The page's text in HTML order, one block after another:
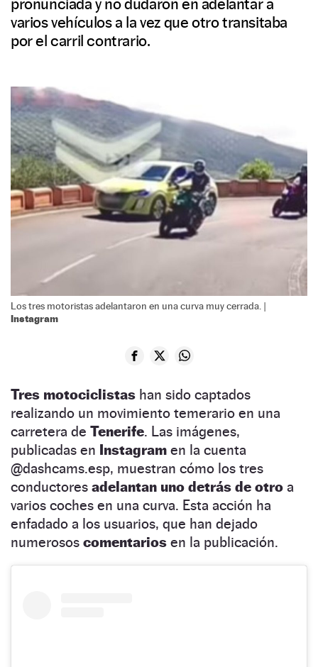
varios vehículos a la vez que otro transitaba
por el carril contrario.
Los tres motoristas adelantaron en una curva muy cerrada. |
Instagram
Tres motociclistas han sido captados
realizando un movimiento temerario en una
carretera de Tenerife. Las imágenes,
publicadas en Instagram en la cuenta
@dashcams.esp, muestran cómo los tres
conductores adelantan uno detrás de otro a
varios coches en una curva. Esta acción ha
enfadado a los usuarios, que han dejado
numerosos comentarios en la publicación.